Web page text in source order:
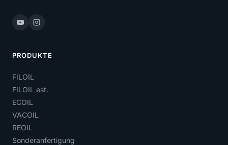
PRODUKTE
FILOIL
FILOIL est.
ECOIL
VACOIL
REOIL
Sonderanfertigung